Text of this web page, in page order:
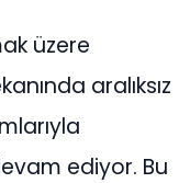
üzere
aralıksız
ediyor. Bu